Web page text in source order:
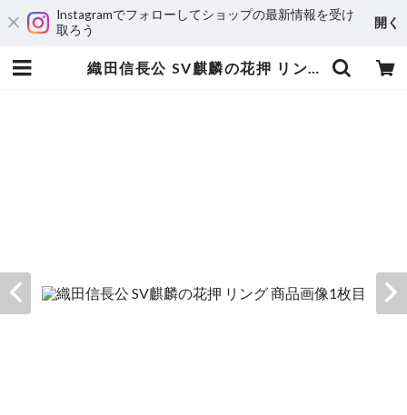
Instagramでフォローしてショップの最新情報を受け
取ろう
開く
織田信長公 SV麒麟の花押 リング | 宝飾工房 Ｋ’ｓ ＣＲＡＦＴ